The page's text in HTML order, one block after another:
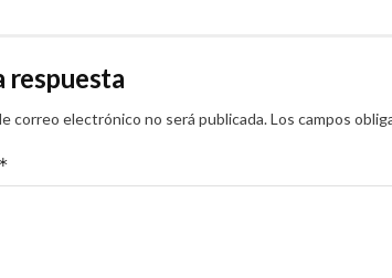
respuesta
correo electrónico no será publicada.Los campos
*